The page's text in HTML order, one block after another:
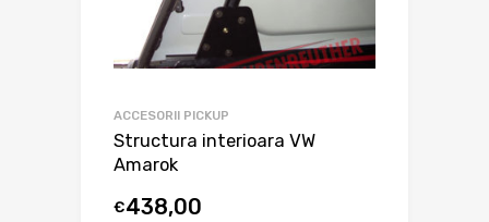
ACCESORII PICKUP
Structura interioara VW
Amarok
€438,00